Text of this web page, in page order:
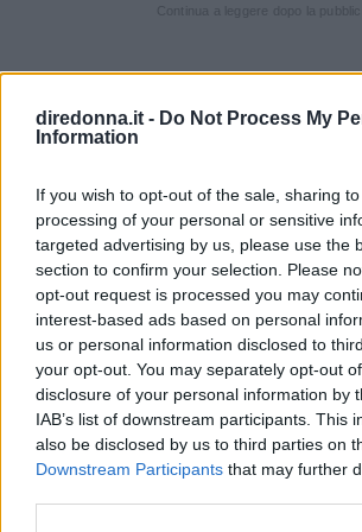
diredonna.it - Do Not Process My
Information
If you wish to opt-out of the sale, sharing
processing of your personal or sensitive
targeted advertising by us, please use the
section to confirm your selection. Please
opt-out request is processed you may
interest-based ads based on personal
us or personal information disclosed to
your opt-out. You may separately opt-out
disclosure of your personal information by
IAB’s list of downstream participants. This
also be disclosed by us to third parties on
Downstream Participants that may further
DOSI PER 4 PERSONE
1 pera kaiser
4 falde di peperoni di colori
sale
pepe
olio
VINI CONSIGLIATI
CASTEL DEL MONTE
LOCOROTONDO SPUMANTE